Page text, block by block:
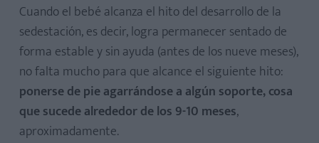
Cuando el bebé alcanza el hito del desarrollo de la
sedestación, es decir, logra permanecer sentado de
forma estable y sin ayuda (antes de los nueve meses),
no falta mucho para que alcance el siguiente hito:
ponerse de pie agarrándose a algún soporte, cosa
que sucede alrededor de los 9-10 meses,
aproximadamente.